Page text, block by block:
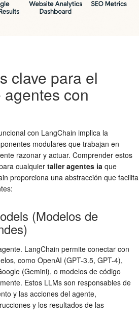
clave para el
con
con LangChain implica la
modulares que trabajan en
razonar y actuar. Comprender estos
cualquier taller agentes ia que
proporciona una abstracción que facilita
(Modelos de
LangChain permite conectar con
como OpenAI (GPT-3.5, GPT-4),
(Gemini), o modelos de código
Estos LLMs son responsables de
y las acciones del agente,
y los resultados de las